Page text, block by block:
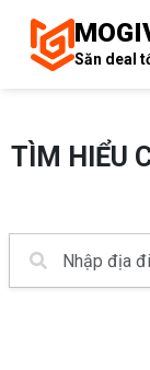
Săn deal
TÌM HIỂU